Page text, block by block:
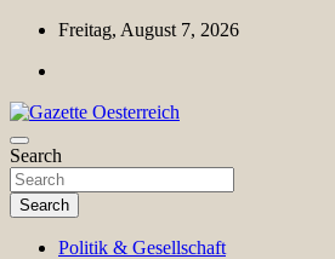
Skip
content
Freitag, August 7, 2026
Gazette Oesterreich
Magazin für Freizeit, Politik, Kultur &
Search
Search
Politik & Gesellschaft